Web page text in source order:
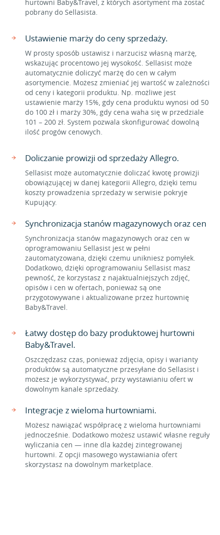
hurtowni Baby&Travel, z których asortyment ma zostać
pobrany do Sellasista.
Ustawienie marży do ceny sprzedaży.
W prosty sposób ustawisz i narzucisz własną marżę,
wskazując procentowo jej wysokość. Sellasist może
automatycznie doliczyć marżę do cen w całym
asortymencie. Możesz zmieniać jej wartość w zależności
od ceny i kategorii produktu. Np. możliwe jest
ustawienie marży 15%, gdy cena produktu wynosi od 50
do 100 zł i marży 30%, gdy cena waha się w przedziale
101 – 200 zł. System pozwala skonfigurować dowolną
ilość progów cenowych.
Doliczanie prowizji od sprzedaży Allegro.
Sellasist może automatycznie doliczać kwotę prowizji
obowiązującej w danej kategorii Allegro, dzięki temu
koszty prowadzenia sprzedaży w serwisie pokryje
Kupujący.
Synchronizacja stanów magazynowych oraz cen
Synchronizacja stanów magazynowych oraz cen w
oprogramowaniu Sellasist jest w pełni
zautomatyzowana, dzięki czemu unikniesz pomyłek.
Dodatkowo, dzięki oprogramowaniu Sellasist masz
pewność, że korzystasz z najaktualniejszych zdjęć,
opisów i cen w ofertach, ponieważ są one
przygotowywane i aktualizowane przez hurtownię
Baby&Travel.
Łatwy dostęp do bazy produktowej hurtowni
Baby&Travel.
Oszczędzasz czas, ponieważ zdjęcia, opisy i warianty
produktów są automatyczne przesyłane do Sellasist i
możesz je wykorzystywać, przy wystawianiu ofert w
dowolnym kanale sprzedaży.
Integracje z wieloma hurtowniami.
Możesz nawiązać współpracę z wieloma hurtowniami
jednocześnie. Dodatkowo możesz ustawić własne reguły
wyliczania cen — inne dla każdej zintegrowanej
hurtowni. Z opcji masowego wystawiania ofert
skorzystasz na dowolnym marketplace.